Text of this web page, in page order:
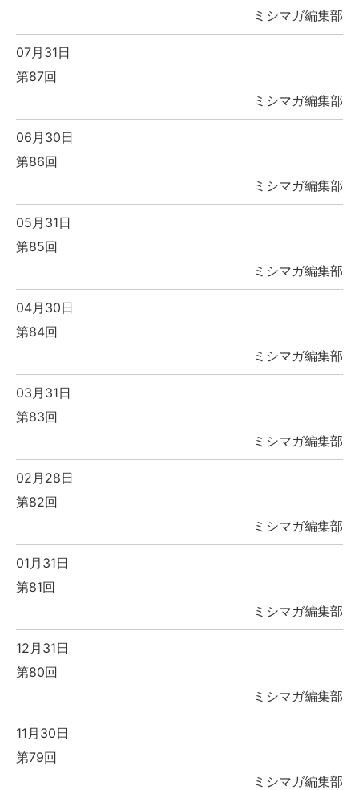
ミシマガ編集部
07月31日
第87回
ミシマガ編集部
06月30日
第86回
ミシマガ編集部
05月31日
第85回
ミシマガ編集部
04月30日
第84回
ミシマガ編集部
03月31日
第83回
ミシマガ編集部
02月28日
第82回
ミシマガ編集部
01月31日
第81回
ミシマガ編集部
12月31日
第80回
ミシマガ編集部
11月30日
第79回
ミシマガ編集部